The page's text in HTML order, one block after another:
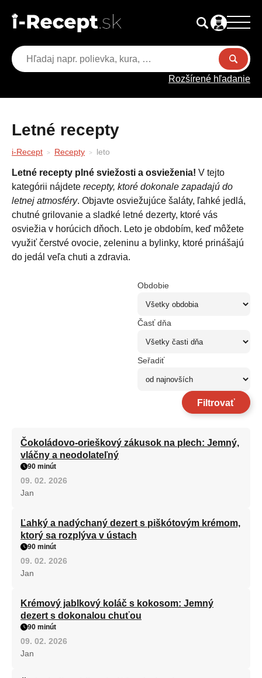
Rozšírené hľadanie
Letné recepty
i-Recept Recepty leto
Letné recepty plné sviežosti a osvieženia! V tejto
kategórii nájdete recepty, ktoré dokonale zapadajú do
letnej atmosféry. Objavte osviežujúce šaláty, ľahké jedlá,
chutné grilovanie a sladké letné dezerty, ktoré vás
osviežia v horúcich dňoch. Leto je obdobím, keď môžete
využiť čerstvé ovocie, zeleninu a bylinky, ktoré prinášajú
do jedál veľa chuti a zdravia.
Obdobie
Časť dňa
Seřadiť
Filtrovať
Čokoládovo-orieškový zákusok na plech: Jemný,
vláčny a neodolateľný
90 minút
09. 02. 2026
Jan
Ľahký a nadýchaný dezert s piškótovým krémom,
ktorý sa rozplýva v ústach
90 minút
09. 02. 2026
Jan
Krémový jablkový koláč s kokosom: Jemný
dezert s dokonalou chuťou
90 minút
09. 02. 2026
Jan